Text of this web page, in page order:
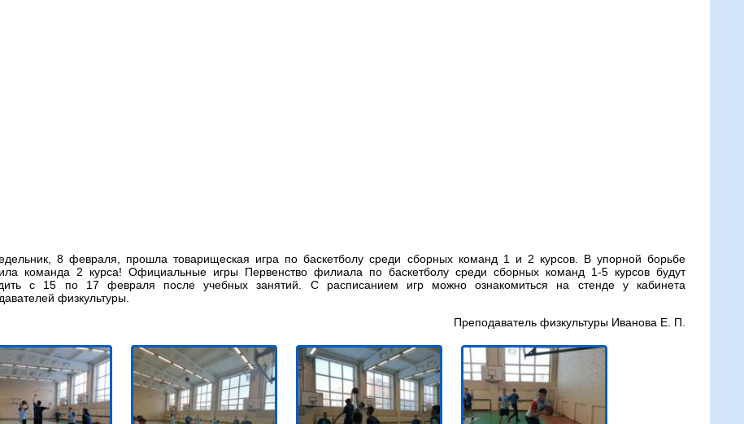
8 февраля, прошла товарищеская игра по баскетболу среди сборных команд 1 и 2 курсов. В упорной борьбе
команда 2 курса! Официальные игры Первенство филиала по баскетболу среди сборных команд 1-5 курсов будут
с 15 по 17 февраля после учебных занятий. С расписанием игр можно ознакомиться на стенде у кабинета
физкультуры.
Преподаватель физкультуры Иванова Е. П.